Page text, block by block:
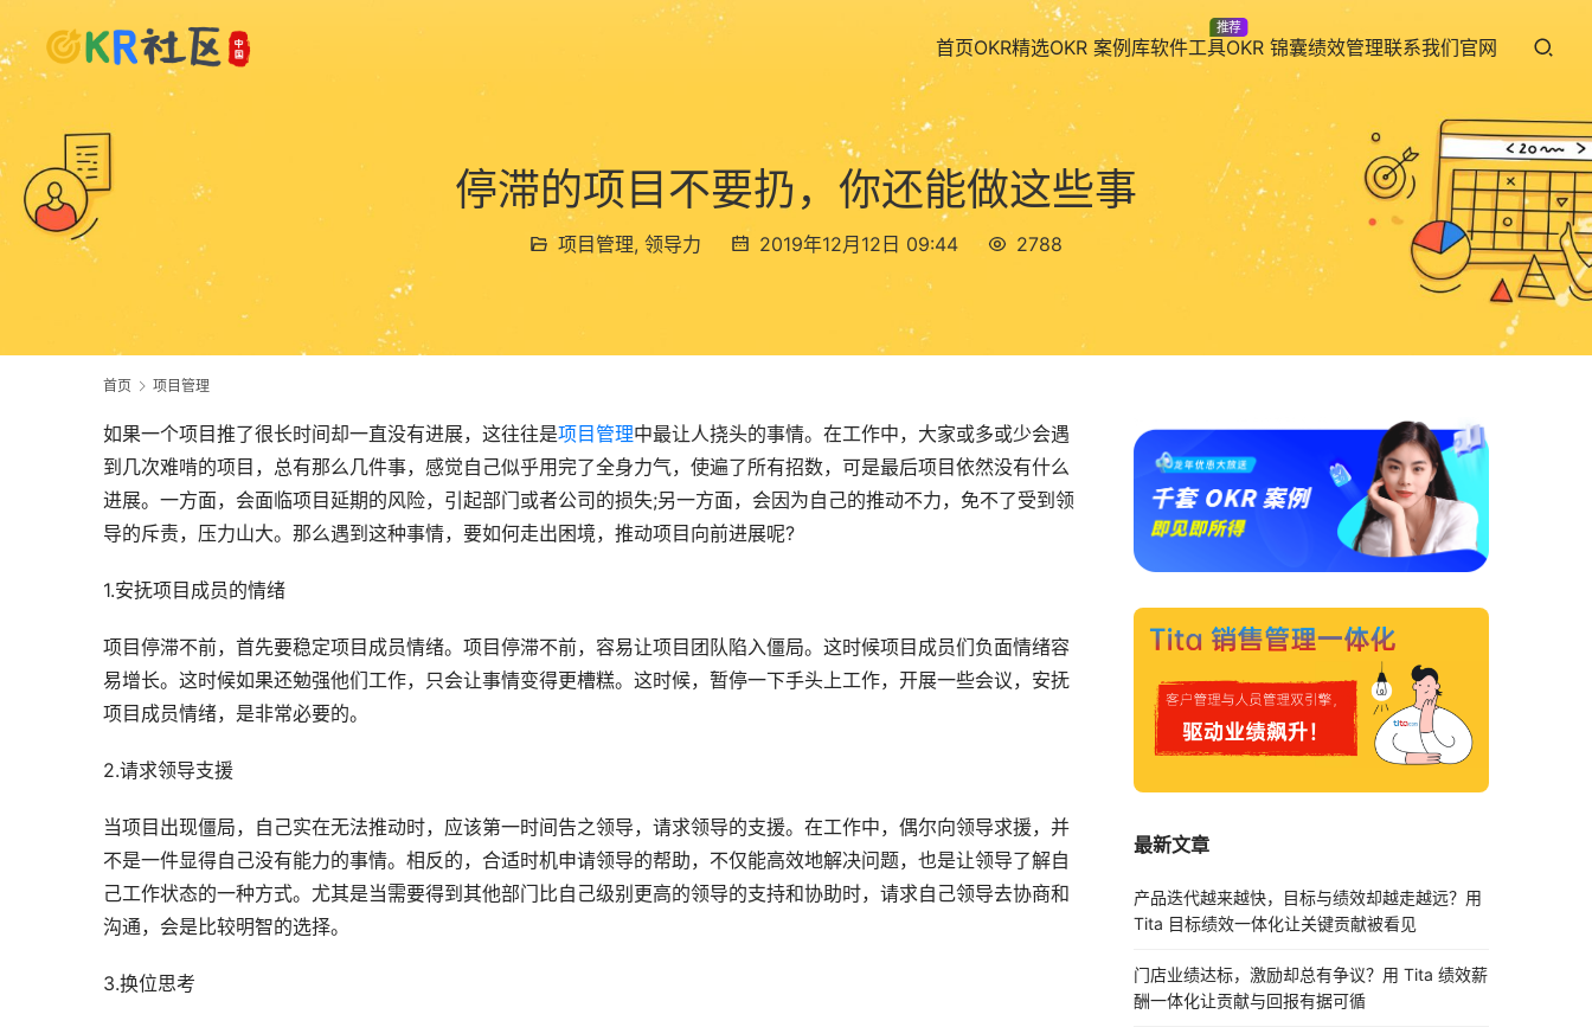
首页OKR精选OKR 案例库软件工具
推荐
OKR 锦囊绩效管理联系我们官网
停滞的项目不要扔，你还能做这些事
项目管理, 领导力 2019年12月12日 09:44 2788
首页 项目管理
如果一个项目推了很长时间却一直没有进展，这往往是项目管理中最让人挠头的事情。在工作中，大家或多或少会遇
到几次难啃的项目，总有那么几件事，感觉自己似乎用完了全身力气，使遍了所有招数，可是最后项目依然没有什么
进展。一方面，会面临项目延期的风险，引起部门或者公司的损失;另一方面，会因为自己的推动不力，免不了受到领
导的斥责，压力山大。那么遇到这种事情，要如何走出困境，推动项目向前进展呢?
1.安抚项目成员的情绪
项目停滞不前，首先要稳定项目成员情绪。项目停滞不前，容易让项目团队陷入僵局。这时候项目成员们负面情绪容
易增长。这时候如果还勉强他们工作，只会让事情变得更槽糕。这时候，暂停一下手头上工作，开展一些会议，安抚
项目成员情绪，是非常必要的。
2.请求领导支援
当项目出现僵局，自己实在无法推动时，应该第一时间告之领导，请求领导的支援。在工作中，偶尔向领导求援，并
不是一件显得自己没有能力的事情。相反的，合适时机申请领导的帮助，不仅能高效地解决问题，也是让领导了解自
己工作状态的一种方式。尤其是当需要得到其他部门比自己级别更高的领导的支持和协助时，请求自己领导去协商和
沟通，会是比较明智的选择。
3.换位思考
最新文章
产品迭代越来越快，目标与绩效却越走越远？用
Tita 目标绩效一体化让关键贡献被看见
门店业绩达标，激励却总有争议？用 Tita 绩效薪
酬一体化让贡献与回报有据可循